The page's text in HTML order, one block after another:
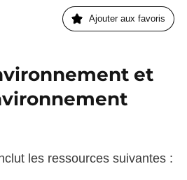
Ajouter aux favoris
et
les ressources suivantes :